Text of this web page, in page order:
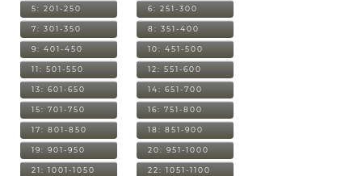
5: 201-250 6: 251-300
7: 301-350 8: 351-400
9: 401-450 10: 451-500
11: 501-550 12: 551-600
13: 601-650 14: 651-700
15: 701-750 16: 751-800
17: 801-850 18: 851-900
19: 901-950 20: 951-1000
21: 1001-1050 22: 1051-1100